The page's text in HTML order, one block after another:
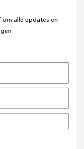
om alle updates en